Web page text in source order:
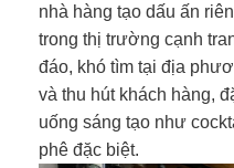
nhà hàng tạo dấu ấn
trong thị trường cạnh
đáo, khó tìm tại địa
và thu hút khách hàng,
uống sáng tạo như
phê đặc biệt.